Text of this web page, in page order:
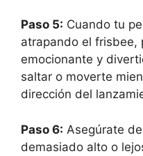
Paso 5: Cuando tu
atrapando el frisbee,
emocionante y
saltar o moverte
dirección del
Paso 6: Asegúrate
demasiado alto o